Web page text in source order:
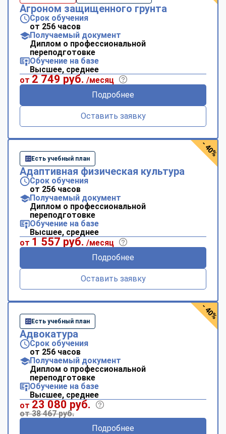
Агроном защищенного грунта
Срок обучения
от 256 часов
Получаемый документ
Диплом о профессиональной
переподготовке
Обучение на базе
Высшее, среднее
от 2 749 руб. /месяц
Подробнее
Оставить заявку
Есть учебный план
Адаптивная физическая культура
Срок обучения
от 256 часов
Получаемый документ
Диплом о профессиональной
переподготовке
Обучение на базе
Высшее, среднее
от 1 557 руб. /месяц
Подробнее
Оставить заявку
- 40%
Есть учебный план
Адвокатура
Срок обучения
от 256 часов
Получаемый документ
Диплом о профессиональной
переподготовке
Обучение на базе
Высшее, среднее
от 23 080 руб.
от 38 467 руб.
Подробнее
- 40%